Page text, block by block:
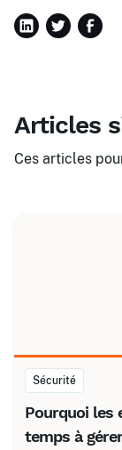
Articles
Ces articles
Sécurité
Pourquoi les
temps à